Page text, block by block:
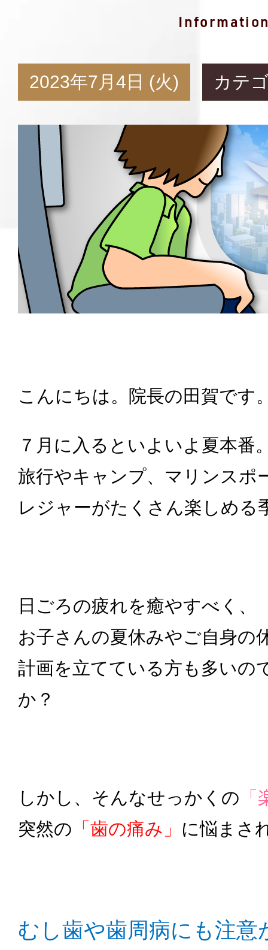
2023年7月4日 (火) カテ
こんにちは。院長の田賀です
７月に入るといよいよ夏本番
旅行やキャンプ、マリンスポ
レジャーがたくさん楽しめる
日ごろの疲れを癒やすべく、
お子さんの夏休みやご自身の
計画を立てている方も多いの
か？
しかし、そんなせっかくの
突然の 「歯の痛み」 に悩まさ
むし歯や歯周病にも注意